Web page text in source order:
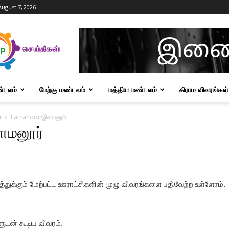
7, 2026
மேற்கு மண்டலம் மத்திய மண்டலம் கிராம விவரங்கள்
Ilamanoor/இளமனூர்
மேற்பட்ட ஊராட்சிகளின் முழு விவரங்களை பதிவேற்ற உள்ளோம்.
கூடிய விவரம்.